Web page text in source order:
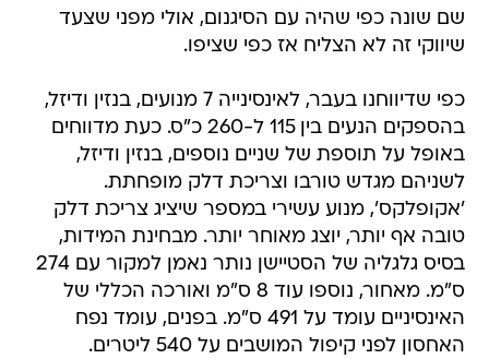
שם שונה כפי שהיה עם הסיגנום, אולי מפני שצעד
שיווקי זה לא הצליח אז כפי שציפו.
כפי שדיווחנו בעבר, לאינסינייה 7 מנועים, בנזין ודיזל,
בהספקים הנעים בין 115 ל-260 כ"ס. כעת מדווחים
באופל על תוספת של שניים נוספים, בנזין ודיזל,
לשניהם מגדש טורבו וצריכת דלק מופחתת.
'אקופלקס', מנוע עשירי במספר שיציג צריכת דלק
טובה אף יותר, יוצג מאוחר יותר. מבחינת המידות,
בסיס גלגליה של הסטיישן נותר נאמן למקור עם 274
ס"מ. מאחור, נוספו עוד 8 ס"מ ואורכה הכללי של
האינסיניים עומד על 491 ס"מ. בפנים, עומד נפח
האחסון לפני קיפול המושבים על 540 ליטרים.